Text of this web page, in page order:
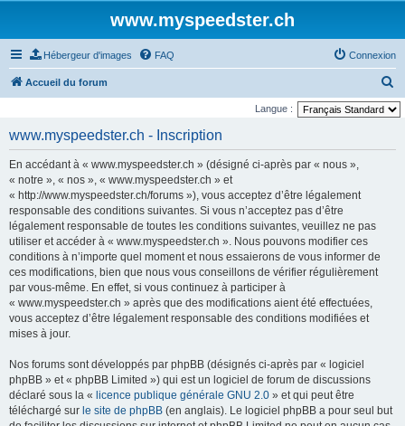
www.myspeedster.ch
Hébergeur d'images FAQ Connexion
Accueil du forum
e
Langue :
www.myspeedster.ch - Inscription
En accédant à « www.myspeedster.ch » (désigné ci-après par « nous »,
« notre », « nos », « www.myspeedster.ch » et
« http://www.myspeedster.ch/forums »), vous acceptez d’être légalement
responsable des conditions suivantes. Si vous n’acceptez pas d’être
légalement responsable de toutes les conditions suivantes, veuillez ne pas
utiliser et accéder à « www.myspeedster.ch ». Nous pouvons modifier ces
conditions à n’importe quel moment et nous essaierons de vous informer de
ces modifications, bien que nous vous conseillons de vérifier régulièrement
par vous-même. En effet, si vous continuez à participer à
« www.myspeedster.ch » après que des modifications aient été effectuées,
vous acceptez d’être légalement responsable des conditions modifiées et
mises à jour.
Nos forums sont développés par phpBB (désignés ci-après par « logiciel
phpBB » et « phpBB Limited ») qui est un logiciel de forum de discussions
déclaré sous la « licence publique générale GNU 2.0 » et qui peut être
téléchargé sur le site de phpBB (en anglais). Le logiciel phpBB a pour seul but